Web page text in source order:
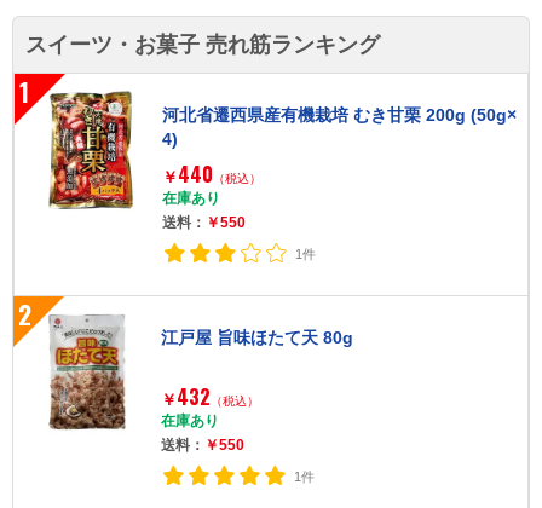
スイーツ・お菓子 売れ筋ランキング
1
河北省遷西県産有機栽培 むき甘栗 200g (50g×
4)
￥ 440 （税込）
在庫あり
送料： ￥550
1件
2
江戸屋 旨味ほたて天 80g
￥ 432 （税込）
在庫あり
送料： ￥550
1件